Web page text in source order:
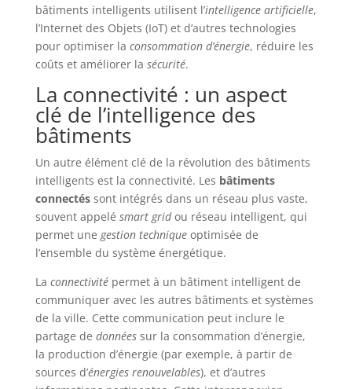
bâtiments intelligents utilisent l’intelligence artificielle,
l’Internet des Objets (IoT) et d’autres technologies
pour optimiser la consommation d’énergie, réduire les
coûts et améliorer la sécurité.
La connectivité : un aspect
clé de l’intelligence des
bâtiments
Un autre élément clé de la révolution des bâtiments
intelligents est la connectivité. Les bâtiments
connectéssont intégrés dans un réseau plus vaste,
souvent appelé smart gridou réseau intelligent, qui
permet une gestion techniqueoptimisée de
l’ensemble du système énergétique.
La connectivitépermet à un bâtiment intelligent de
communiquer avec les autres bâtiments et systèmes
de la ville. Cette communication peut inclure le
partage de donnéessur la consommation d’énergie,
la production d’énergie (par exemple, à partir de
sources d’énergies renouvelables), et d’autres